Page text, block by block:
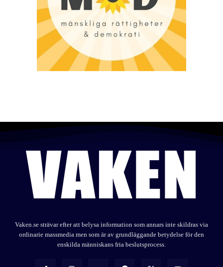
Vaken.se strävar efter att belysa information som annars inte skildras via
ordinarie massmedia men som är av grundläggande betydelse för den
enskilda människans fria beslutsprocess.